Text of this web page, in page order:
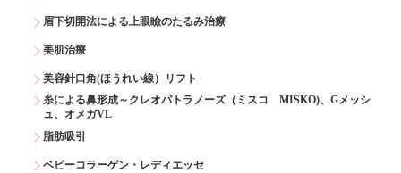
眉下切開法による上眼瞼のたるみ治療
美肌治療
美容針口角(ほうれい線）リフト
糸による鼻形成～クレオパトラノーズ（ミスコ MISKO)、Gメッシ
ュ、オメガVL
脂肪吸引
ベビーコラーゲン・レディエッセ